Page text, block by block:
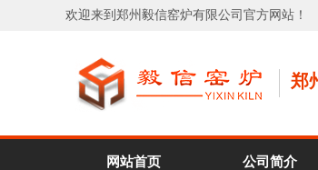
欢迎来到郑州毅信窑炉有限公司官方网站！
郑
网站首页 公司简介